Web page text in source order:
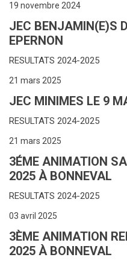
19 novembre 2024
JEC BENJAMIN(E)S
EPERNON
RESULTATS 2024-2025
21 mars 2025
JEC MINIMES LE 9
RESULTATS 2024-2025
21 mars 2025
3ÉME ANIMATION
2025 À BONNEVAL
RESULTATS 2024-2025
03 avril 2025
3ÈME ANIMATION
2025 À BONNEVAL